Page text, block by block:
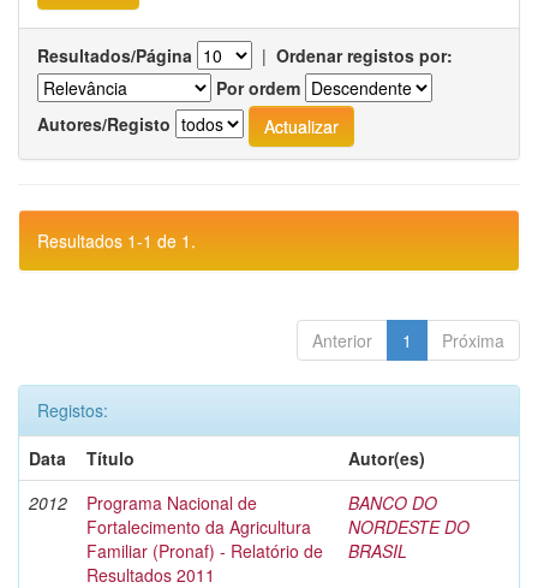
Resultados/Página | Ordenar registos por:
Por ordem
Autores/Registo
Resultados 1-1 de 1.
Anterior 1 Próxima
Registos:
Data
Título
Autor(es)
2012
Programa Nacional de
Fortalecimento da Agricultura
Familiar (Pronaf) - Relatório de
Resultados 2011
BANCO DO
NORDESTE DO
BRASIL